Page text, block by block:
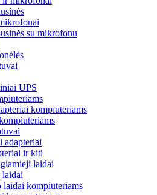
su mikrofonu
UPS
kompiuteriams
adapteriai
ir kiti
laidai
kompiuteriams